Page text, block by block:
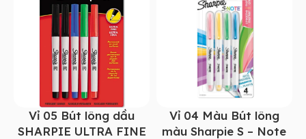
Vỉ 05 Bút lông dầu
SHARPIE ULTRA FINE
Vỉ 04 Màu Bút lông
màu Sharpie S – Note